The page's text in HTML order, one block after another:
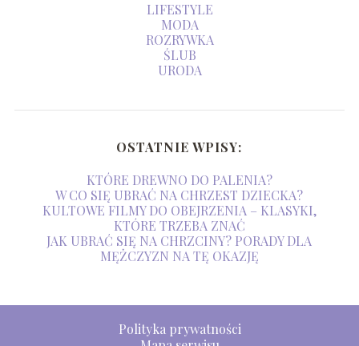
LIFESTYLE
MODA
ROZRYWKA
ŚLUB
URODA
OSTATNIE WPISY:
KTÓRE DREWNO DO PALENIA?
W CO SIĘ UBRAĆ NA CHRZEST DZIECKA?
KULTOWE FILMY DO OBEJRZENIA – KLASYKI,
KTÓRE TRZEBA ZNAĆ
JAK UBRAĆ SIĘ NA CHRZCINY? PORADY DLA
MĘŻCZYZN NA TĘ OKAZJĘ
Polityka prywatności